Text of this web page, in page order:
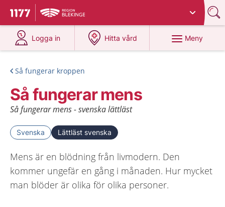
Till startsidan för 1177
Du har valt region
Logga in
på 1177.se
Hitta vård
på 1177.se
Meny
Så fungerar kroppen
Så fungerar mens
Så fungerar mens - svenska lättläst
Svenska Lättläst svenska
Mens är en blödning från livmodern. Den
kommer ungefär en gång i månaden. Hur mycket
man blöder är olika för olika personer.